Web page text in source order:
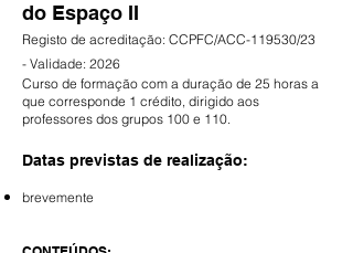
do Espaço II
Registo de acreditação: CCPFC/ACC-119530/23
- Validade: 2026
Curso de formação com a duração de 25 horas a
que corresponde 1 crédito, dirigido aos
professores dos grupos 100 e 110.
Datas previstas de realização:
brevemente